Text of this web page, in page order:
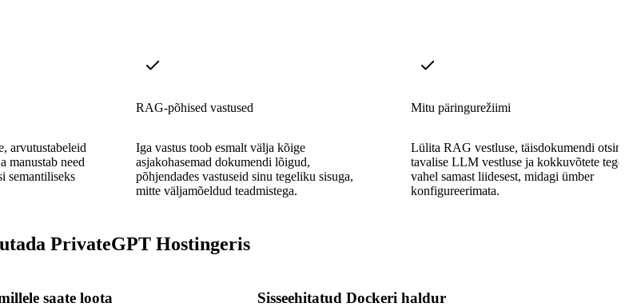
arvutustabeleid
manustab need
semantiliseks
RAG-põhised vastused
Iga vastus toob esmalt välja kõige
asjakohasemad dokumendi lõigud,
põhjendades vastuseid sinu tegeliku sisuga,
mitte väljamõeldud teadmistega.
Mitu päringurežiimi
Lülita RAG vestluse, täisdokumendi
tavalise LLM vestluse ja kokkuvõtete
vahel samast liidesest, midagi ümber
konfigureerimata.
PrivateGPT Hostingeris
saate loota Sisseehitatud Dockeri haldur